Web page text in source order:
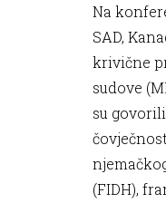
Na
SAD,
krivične
sudove
su
(FIDH),